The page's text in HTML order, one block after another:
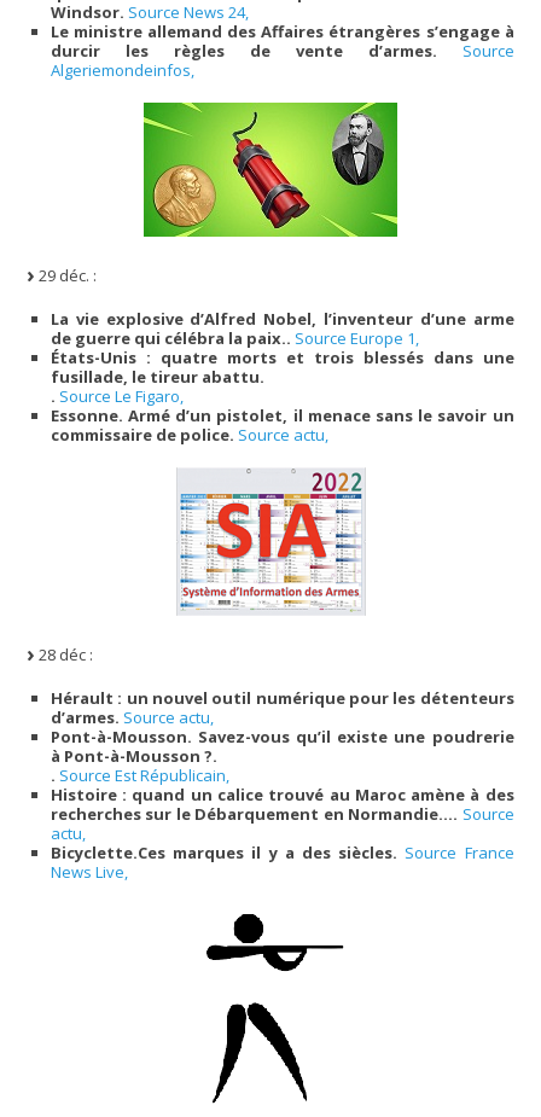
Windsor. Source News 24,
Le ministre allemand des Affaires étrangères s’engage à
durcir les règles de vente d’armes. Source
Algeriemondeinfos,
29 déc. :
La vie explosive d’Alfred Nobel, l’inventeur d’une arme
de guerre qui célébra la paix.. Source Europe 1,
États-Unis : quatre morts et trois blessés dans une
fusillade, le tireur abattu.
. Source Le Figaro,
Essonne. Armé d’un pistolet, il menace sans le savoir un
commissaire de police. Source actu,
28 déc :
Hérault : un nouvel outil numérique pour les détenteurs
d’armes. Source actu,
Pont-à-Mousson. Savez-vous qu’il existe une poudrerie
à Pont-à-Mousson ?.
. Source Est Républicain,
Histoire : quand un calice trouvé au Maroc amène à des
recherches sur le Débarquement en Normandie…. Source
actu,
Bicyclette.Ces marques il y a des siècles. Source France
News Live,